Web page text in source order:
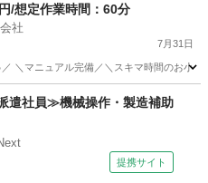
/想定作業時間：60分
社
7月31日
＼マニュアル完備／＼スキマ時間のお小
遣社員≫機械操作・製造補助
提携サイト